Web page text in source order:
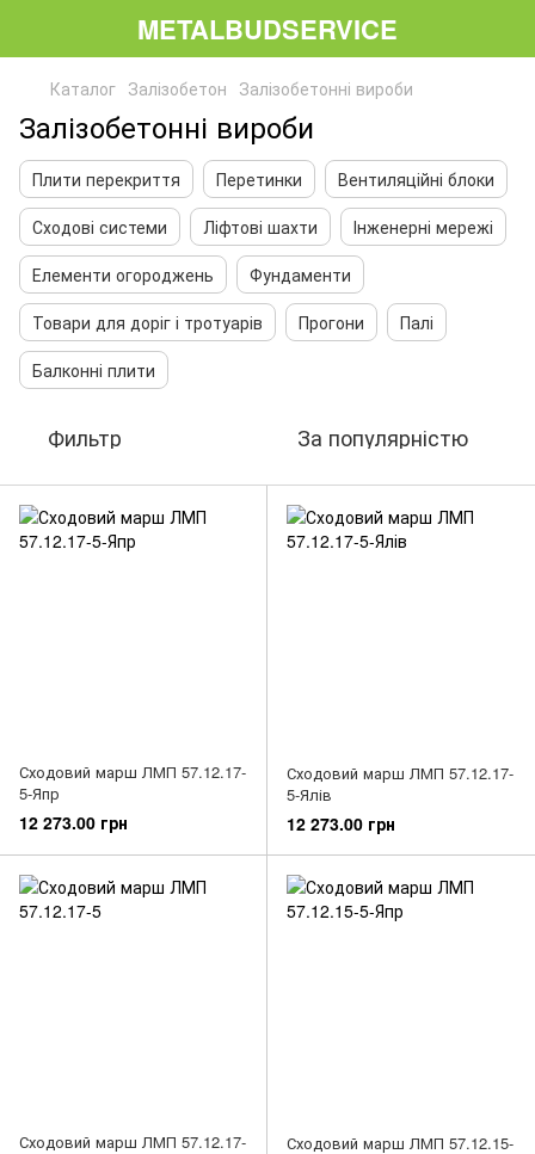
METALBUDSERVICE
Каталог Залізобетон Залізобетонні вироби
Залізобетонні вироби
Плити перекриття Перетинки
Вентиляційні блоки
Сходові системи
Ліфтові шахти
Інженерні мережі
Елементи огороджень
Фундаменти
Товари для доріг і тротуарів
Прогони
Палі
Балконні плити
Фильтр За популярністю
Сходовий марш ЛМП 57.12.17-
5-Япр
12 273.00 грн
Сходовий марш ЛМП 57.12.17-
5-Ялів
12 273.00 грн
Сходовий марш ЛМП 57.12.17-
Сходовий марш ЛМП 57.12.15-